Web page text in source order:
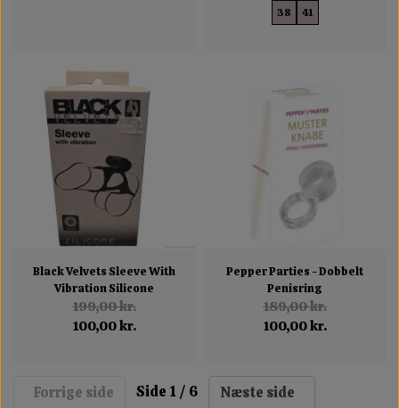
38 41
Black Velvets Sleeve With
Vibration Silicone
199,00 kr.
100,00 kr.
Pepper Parties - Dobbelt
Penisring
189,00 kr.
100,00 kr.
Forrige side Side 1 / 6 Næste side